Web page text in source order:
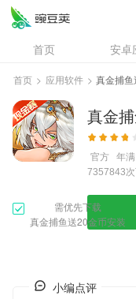
首页 安卓
资讯
专
问答
首页 > 应用软件 > 真金捕
真金
官方 年
7357843
需优先下载
真金捕鱼送20金币安装
小编点评